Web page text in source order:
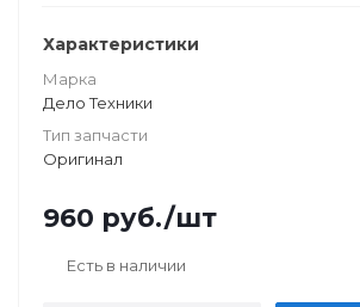
Характеристики
Марка
Дело Техники
Тип запчасти
Оригинал
960 руб./шт
Есть в наличии